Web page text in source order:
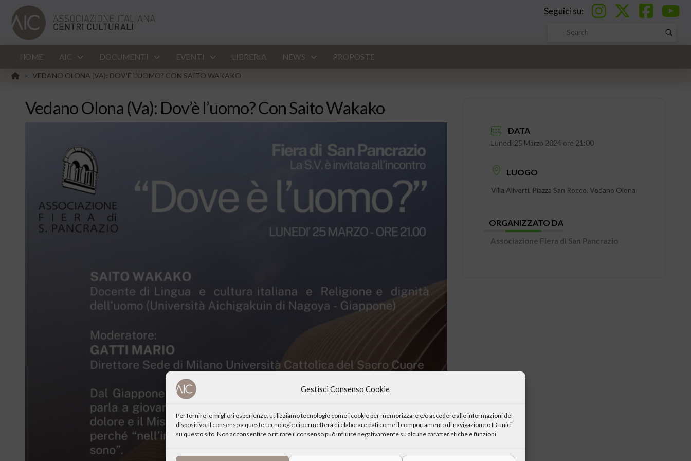
Gestisci Consenso Cookie
Per fornire le migliori esperienze, utilizziamo tecnologie come i cookie per memorizzare e/o accedere alle informazioni del
dispositivo. Il consenso a queste tecnologie ci permetterà di elaborare dati come il comportamento di navigazione o ID unici
su questo sito. Non acconsentire o ritirare il consenso può influire negativamente su alcune caratteristiche e funzioni.
Seguici su:
Search
Submit
HOME AIC DOCUMENTI EVENTI LIBRERIA NEWS PROPOSTE
HOME
> VEDANO OLONA (VA): DOV'È L'UOMO? CON SAITO WAKAKO
Vedano Olona (Va): Dov’è l’uomo? Con Saito Wakako
DATA
Lunedì 25 Marzo 2024 ore 21:00
LUOGO
Villa Aliverti, Piazza San Rocco, Vedano Olona
ORGANIZZATO DA
Associazione Fiera di San Pancrazio